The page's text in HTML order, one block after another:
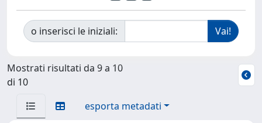
o inserisci le iniziali:
Mostrati risultati da 9 a 10
di 10
esporta metadati